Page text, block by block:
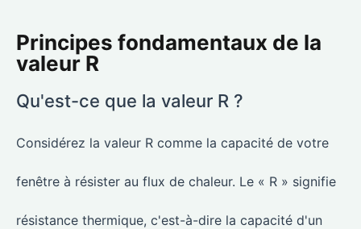
Principes fondamentaux de la
valeur R
Qu'est-ce que la valeur R ?
Considérez la valeur R comme la capacité de votre
fenêtre à résister au flux de chaleur. Le « R » signifie
résistance thermique, c'est-à-dire la capacité d'un